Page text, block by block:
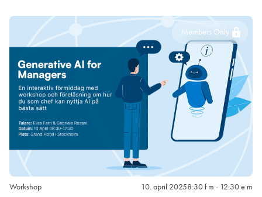
Members Only
Workshop 10. april 20258:30 f m - 12:30 e m